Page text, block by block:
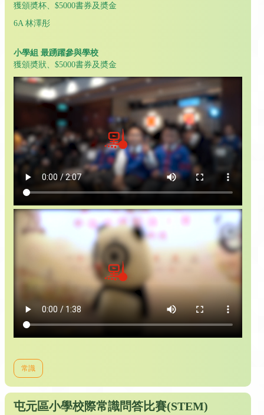
獲頒奬杯、$5000書券及奬金
6A 林澤彤
小學組 最踴躍參與學校
獲頒奬狀、$5000書券及奬金
常識
屯元區小學校際常識問答比賽(STEM)